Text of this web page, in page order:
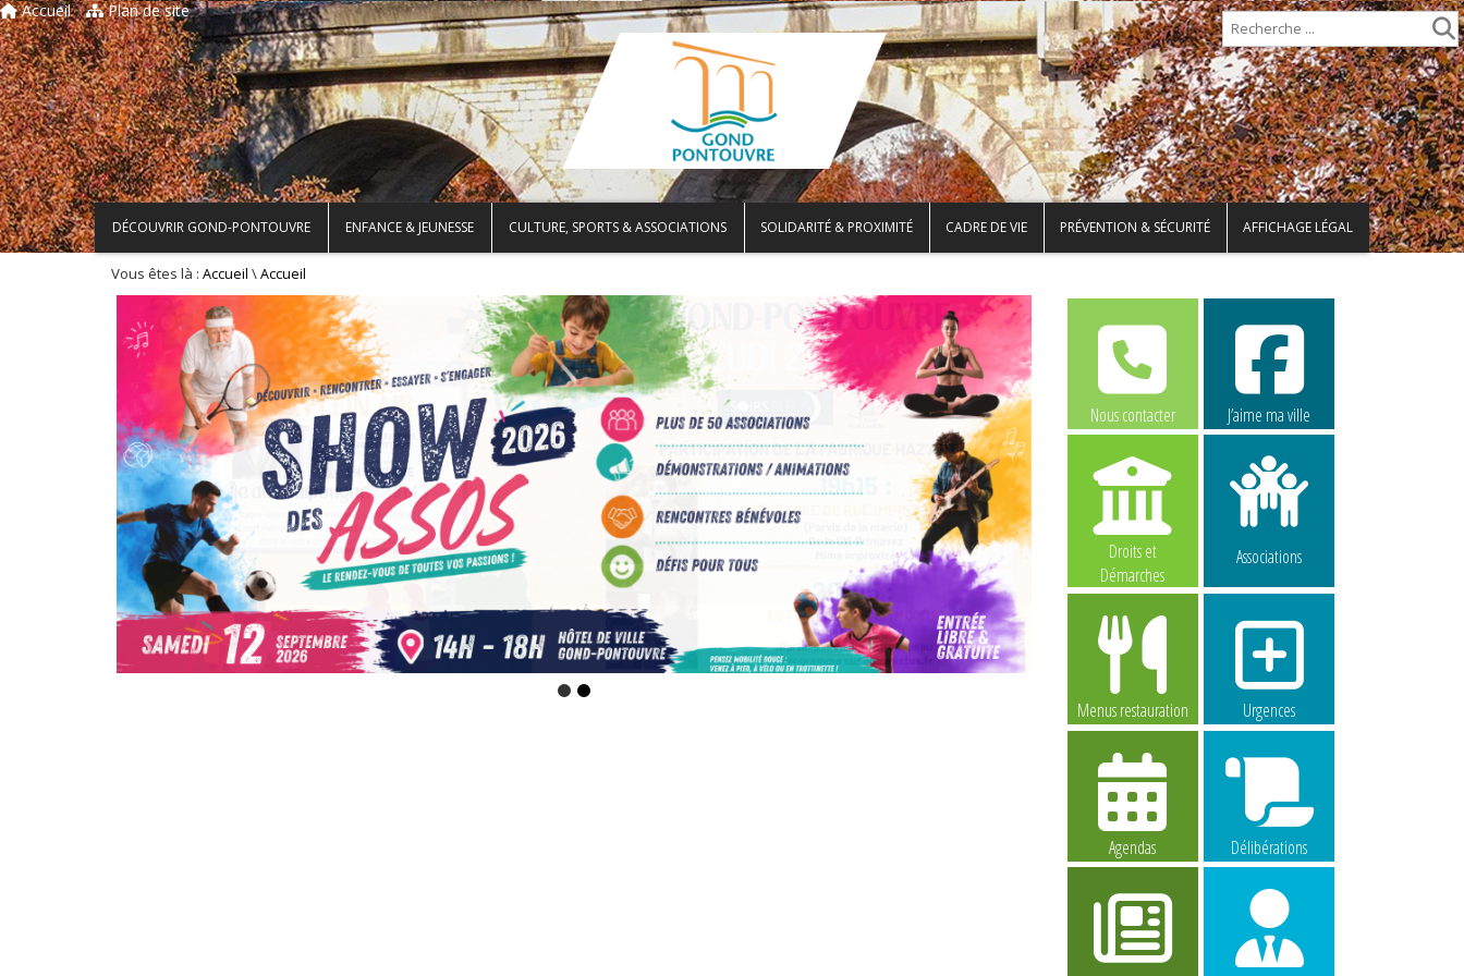
Accueil Plan de site
DÉCOUVRIR GOND-PONTOUVRE ENFANCE & JEUNESSE CULTURE, SPORTS & ASSOCIATIONS SOLIDARITÉ & PROXIMITÉ CADRE DE VIE PRÉVENTION & SÉCURITÉ AFFICHAGE LÉGAL
Vous êtes là : Accueil \Accueil
Nous contacter J’aime ma ville
Droits et
Démarches
Associations
Menus restauration Urgences
Agendas Délibérations